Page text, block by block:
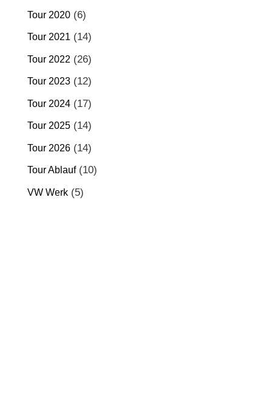
Tour 2020(6)
Tour 2021(14)
Tour 2022 (26)
Tour 2023(12)
Tour 2024(17)
Tour 2025(14)
Tour 2026(14)
Tour Ablauf(10)
VW Werk(5)